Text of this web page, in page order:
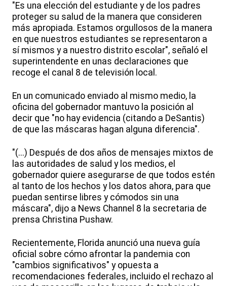
"Es una elección del estudiante y de los padres
proteger su salud de la manera que consideren
más apropiada. Estamos orgullosos de la manera
en que nuestros estudiantes se representaron a
sí mismos y a nuestro distrito escolar", señaló el
superintendente en unas declaraciones que
recoge el canal 8 de televisión local.
En un comunicado enviado al mismo medio, la
oficina del gobernador mantuvo la posición al
decir que "no hay evidencia (citando a DeSantis)
de que las máscaras hagan alguna diferencia".
"(...) Después de dos años de mensajes mixtos de
las autoridades de salud y los medios, el
gobernador quiere asegurarse de que todos estén
al tanto de los hechos y los datos ahora, para que
puedan sentirse libres y cómodos sin una
máscara", dijo a News Channel 8 la secretaria de
prensa Christina Pushaw.
Recientemente, Florida anunció una nueva guía
oficial sobre cómo afrontar la pandemia con
"cambios significativos" y opuesta a
recomendaciones federales, incluido el rechazo al